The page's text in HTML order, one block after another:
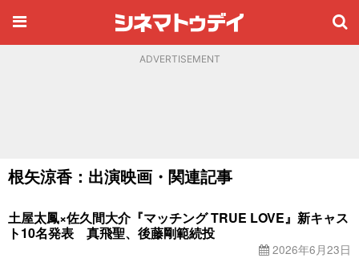
ADVERTISEMENT
根矢涼香：出演映画・関連記事
土屋太鳳×佐久間大介『マッチング TRUE LOVE』新キャス
ト10名発表 真飛聖、後藤剛範続投
2026年6月23日